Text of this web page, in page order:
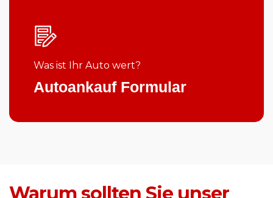
Was ist Ihr Auto wert?
Autoankauf Formular